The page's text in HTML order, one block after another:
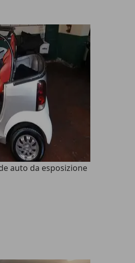
auto da esposizione